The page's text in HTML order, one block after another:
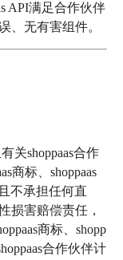
API满足合作伙伴
、无有害组件。
关shoppaas合作
商标、shoppaas
不承担任何直
损害赔偿责任，
商标、shopp
合作伙伴计